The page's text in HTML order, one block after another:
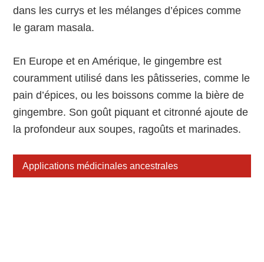
dans les currys et les mélanges d’épices comme
le garam masala.
En Europe et en Amérique, le gingembre est
couramment utilisé dans les pâtisseries, comme le
pain d’épices, ou les boissons comme la bière de
gingembre. Son goût piquant et citronné ajoute de
la profondeur aux soupes, ragoûts et marinades.
Applications médicinales ancestrales